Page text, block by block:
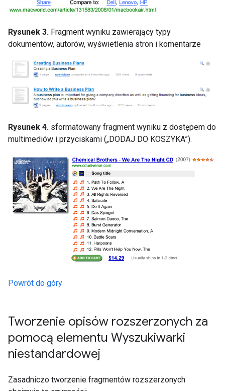
Rysunek 3. Fragment wyniku zawierający typy
dokumentów, autorów, wyświetlenia stron i komentarze
Rysunek 4. sformatowany fragment wyniku z dostępem do
multimediów i przyciskami („DODAJ DO KOSZYKA”).
Powrót do góry
Tworzenie opisów rozszerzonych za
pomocą elementu Wyszukiwarki
niestandardowej
Zasadniczo tworzenie fragmentów rozszerzonych